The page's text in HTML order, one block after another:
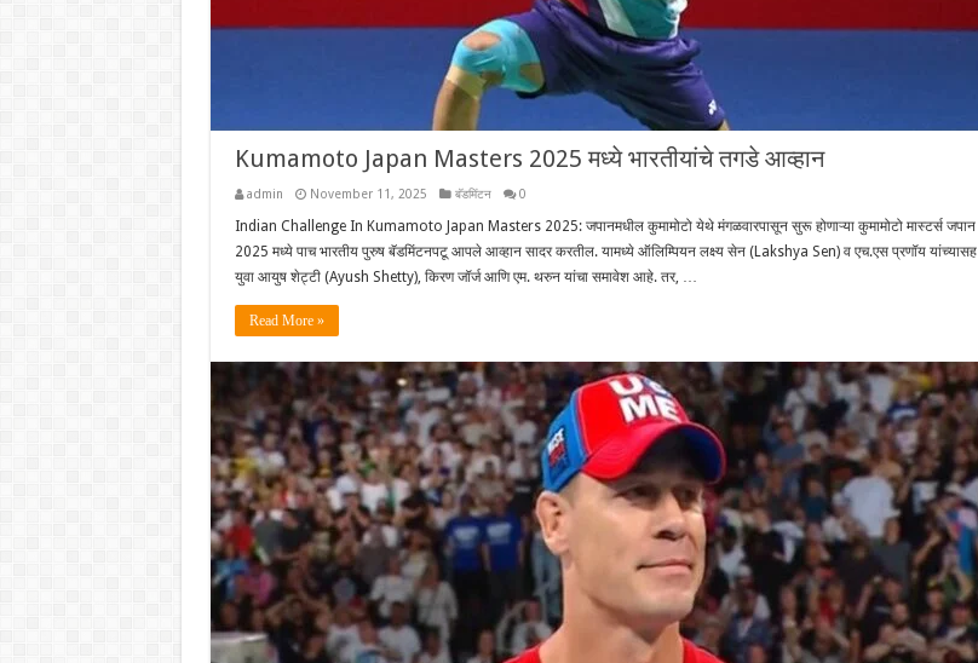
Kumamoto Japan Masters 2025 मध्ये भारतीयांचे तगडे आव्हान
admin November 11, 2025 बॅडमिंटन 0
Indian Challenge In Kumamoto Japan Masters 2025: जपानमधील कुमामोटो येथे मंगळवारपासून सुरू होणाऱ्या कुमामोटो मास्टर्स जपान
2025 मध्ये पाच भारतीय ‌पुरुष बॅडमिंटनपटू आपले आव्हान सादर करतील. यामध्ये ऑलिम्पियन लक्ष्य सेन (Lakshya Sen) व एच.एस प्रणॉय यांच्यासह
युवा आयुष शेट्टी (Ayush Shetty), किरण जॉर्ज आणि एम. थरुन यांचा समावेश आहे.‌ तर, …
Read More »